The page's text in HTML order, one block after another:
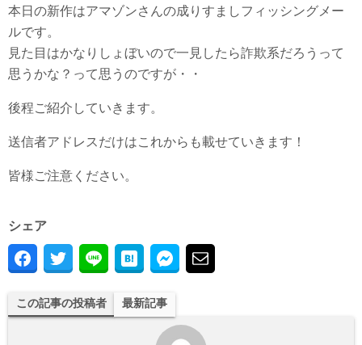
本日の新作はアマゾンさんの成りすましフィッシングメー
ルです。
見た目はかなりしょぼいので一見したら詐欺系だろうって
思うかな？って思うのですが・・
後程ご紹介していきます。
送信者アドレスだけはこれからも載せていきます！
皆様ご注意ください。
シェア
この記事の投稿者 最新記事